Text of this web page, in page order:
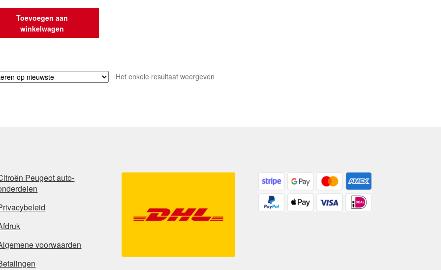
Toevoegen aan
winkelwagen
Het enkele resultaat weergeven
Peugeot auto-
voorwaarden